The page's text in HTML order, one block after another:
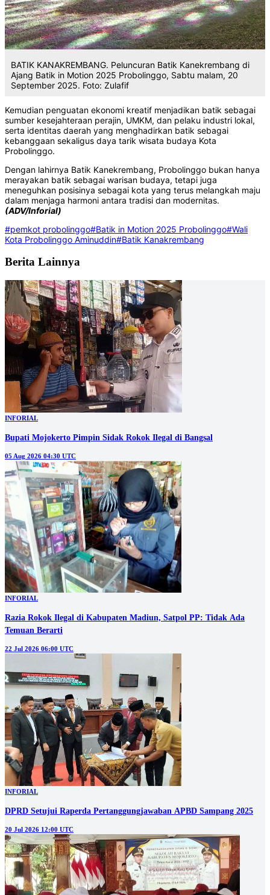
BATIK KANAKREMBANG. Peluncuran Batik Kanekrembang di
Ajang Batik in Motion 2025 Probolinggo, Sabtu malam, 20
September 2025. Foto: Zulafif
‎Kemudian penguatan ekonomi kreatif menjadikan batik sebagai
sumber kesejahteraan perajin, UMKM, dan pelaku industri lokal,
serta identitas daerah yang menghadirkan batik sebagai
kebanggaan sekaligus daya tarik wisata budaya Kota
Probolinggo.
‎Dengan lahirnya Batik Kanekrembang, Probolinggo bukan hanya
merayakan batik sebagai warisan budaya, tetapi juga
meneguhkan posisinya sebagai kota yang terus melangkah maju
dalam menjaga harmoni antara tradisi dan modernitas.‎
(ADV/Inforial)
#pemkot probolinggo#Batik in Motion 2025 Probolinggo#Wali
Kota Probolinggo Aminuddin#Batik Kanakrembang
Berita Lainnya
INFORIAL
Bupati Mojokerto Pimpin Sidak Rokok Ilegal di Bangsal
05 Aug 2026 04:30 UTC
INFORIAL
Razia Rokok Ilegal di Kabupaten Madiun, Satpol PP: Tidak Ada
Temuan Berarti
22 Jul 2026 06:00 UTC
INFORIAL
DPRD Setujui Raperda Pertanggungjawaban APBD Sampang 2025
20 Jul 2026 12:00 UTC